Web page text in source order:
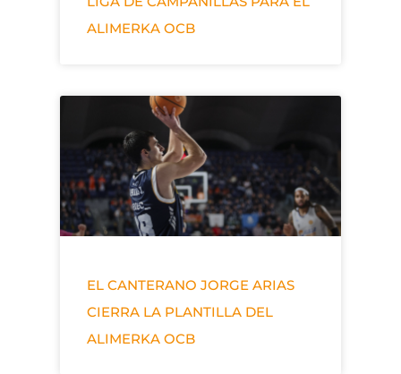
ALIMERKA OCB
EL CANTERANO JORGE ARIAS
CIERRA LA PLANTILLA DEL
ALIMERKA OCB